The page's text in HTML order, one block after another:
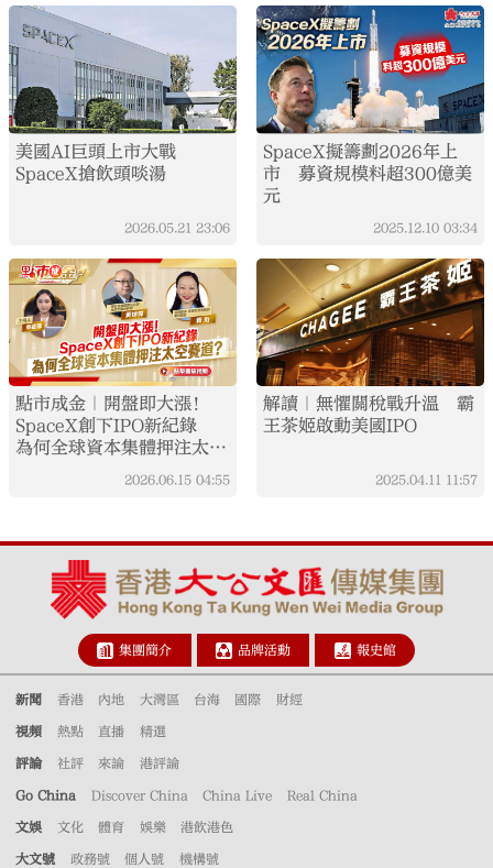
美國AI巨頭上市大戰
SpaceX搶飲頭啖湯
2026.05.21 23:06
SpaceX擬籌劃2026年上
市 募資規模料超300億美
元
2025.12.10 03:34
點市成金｜開盤即大漲！
SpaceX創下IPO新紀錄
為何全球資本集體押注太空
2026.06.15 04:55
解讀｜無懼關稅戰升溫 霸
王茶姬啟動美國IPO
2025.04.11 11:57
集團簡介 品牌活動 報史館
新聞 香港 內地 大灣區 台海 國際 財經
視頻 熱點 直播 精選
評論 社評 來論 港評論
Go China Discover China China Live Real China
文娛 文化 體育 娛樂 港飲港色
大文號 政務號 個人號 機構號